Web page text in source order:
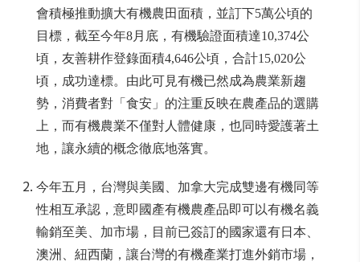
會積極推動擴大有機農田面積，並訂下5萬公頃的
目標，截至今年8月底，有機驗證面積達10,374公
頃，友善耕作登錄面積4,646公頃，合計15,020公
頃，成功達標。由此可見有機已然成為農業新趨
勢，消費者對「食安」的注重反映在農產品的選購
上，而有機農業不僅對人體健康，也同時愛護著土
地，讓永續的概念徹底地落實。
今年五月，台灣與美國、加拿大完成雙邊有機同等
性相互承認，意即國產有機農產品即可以有機名義
輸銷至美、加市場，目前已簽訂的國家還有日本、
澳洲、紐西蘭，讓台灣的有機產業打進外銷市場，